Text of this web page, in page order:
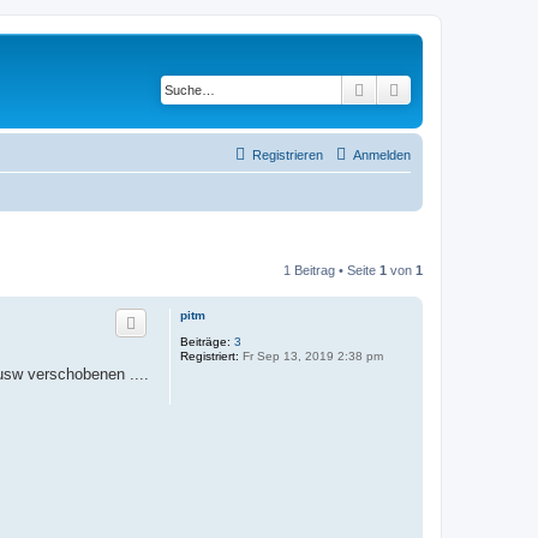
Suche
Anmelden
Registrieren
1 Beitrag • Seite 1 von 1
pitm
Beiträge: 3
Registriert: Fr Sep 13, 2019 2:38 pm
verschobenen ....